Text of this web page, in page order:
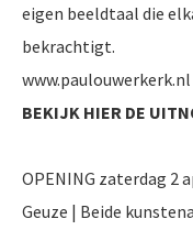
eigen beeldtaal die
bekrachtigt.
www.paulouwerkerk.nl
BEKIJK HIER DE
OPENING zaterdag 2
Geuze | Beide